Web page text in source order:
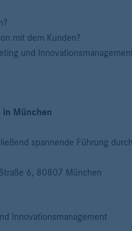
mit dem Kunden?
und
in München
spannende Führung
6, 80807 München
Innovationsmanagement